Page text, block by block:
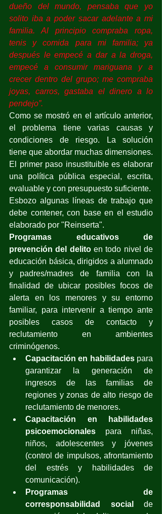
dueño del mundo, pensaba que yo
solito iba a poder sacar adelante a mi
familia. Al principio compraba ropa,
tenis y comida para mi familia; ya
después le empecé a dar a la droga,
empecé a consumir mariguana y a
crecer dentro del grupo; me compraba
joyas, carros, gastaba el dinero a lo
pendejo”.
Como se mostró en el artículo anterior,
el problema tiene varias causas y
condiciones de riesgo. La solución
tiene que abordar muchas dimensiones.
El primer paso insustituible es elaborar
una política pública especial, escrita,
evaluable y con presupuesto suficiente.
Esbozo algunas líneas de trabajo que
debe contener, con base en el estudio
elaborado por "Reinserta".
Programas educativos de
prevención del delito en todo nivel de
educación básica, dirigidos a alumnado
y padres/madres de familia con la
finalidad de ubicar posibles focos de
alerta en los menores y su entorno
familiar, para intervenir a tiempo ante
posibles casos de contacto y
reclutamiento en ambientes
criminógenos.
Capacitación en habilidades para
garantizar la generación de
ingresos de las familias de
regiones y zonas de alto riesgo de
reclutamiento de menores.
Capacitación en habilidades
psicoemocionales para niñas,
niños, adolescentes y jóvenes
(control de impulsos, afrontamiento
del estrés y habilidades de
comunicación).
Programas de
corresponsabilidad social de